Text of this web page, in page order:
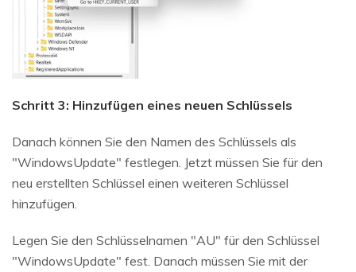
Schritt 3: Hinzufügen eines neuen Schlüssels
Danach können Sie den Namen des Schlüssels als
"WindowsUpdate" festlegen. Jetzt müssen Sie für den
neu erstellten Schlüssel einen weiteren Schlüssel
hinzufügen.
Legen Sie den Schlüsselnamen "AU" für den Schlüssel
"WindowsUpdate" fest. Danach müssen Sie mit der